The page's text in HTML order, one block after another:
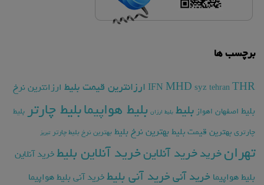
برچسب ها
IFN MHD syz tehran THR ارزانترین قیمت بلیط ارزانترین نرخ
بلیط اصفهان اهواز بلیط بلیط ارزان بلیط هواپیمابلیط چارتر بلیط
چارتری بهترین قیمت بلیط بهترین نرخ بلیط بهترین نرخ بلیط چارتر تبریز
تهران خرید خرید آنلاین خرید آنلاین بلیط خرید آنلاین
بلیط هواپیما خرید آنی خرید آنی بلیط خرید آنی بلیط هواپیما